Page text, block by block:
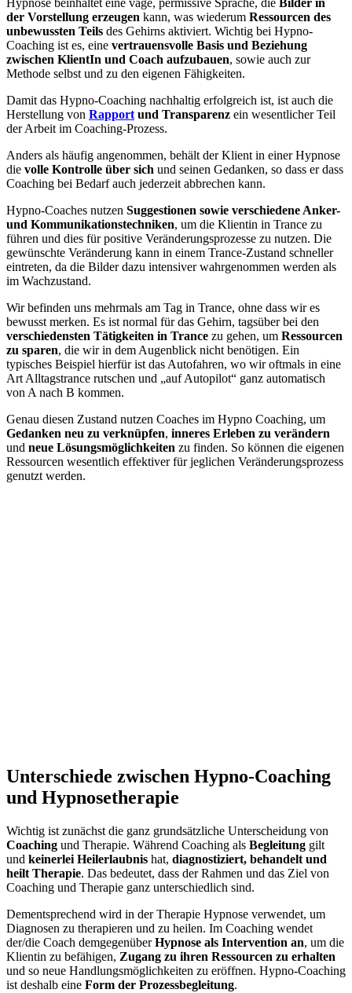
Hypnose beinhaltet eine vage, permissive Sprache, die Bilder in
der Vorstellung erzeugen kann, was wiederum Ressourcen des
unbewussten Teils des Gehirns aktiviert. Wichtig bei Hypno-
Coaching ist es, eine vertrauensvolle Basis und Beziehung
zwischen KlientIn und Coach aufzubauen, sowie auch zur
Methode selbst und zu den eigenen Fähigkeiten.
Damit das Hypno-Coaching nachhaltig erfolgreich ist, ist auch die
Herstellung von Rapport und Transparenz ein wesentlicher Teil
der Arbeit im Coaching-Prozess.
Anders als häufig angenommen, behält der Klient in einer Hypnose
die volle Kontrolle über sich und seinen Gedanken, so dass er dass
Coaching bei Bedarf auch jederzeit abbrechen kann.
Hypno-Coaches nutzen Suggestionen sowie verschiedene Anker-
und Kommunikationstechniken, um die Klientin in Trance zu
führen und dies für positive Veränderungsprozesse zu nutzen. Die
gewünschte Veränderung kann in einem Trance-Zustand schneller
eintreten, da die Bilder dazu intensiver wahrgenommen werden als
im Wachzustand.
Wir befinden uns mehrmals am Tag in Trance, ohne dass wir es
bewusst merken. Es ist normal für das Gehirn, tagsüber bei den
verschiedensten Tätigkeiten in Trance zu gehen, um Ressourcen
zu sparen, die wir in dem Augenblick nicht benötigen. Ein
typisches Beispiel hierfür ist das Autofahren, wo wir oftmals in eine
Art Alltagstrance rutschen und „auf Autopilot“ ganz automatisch
von A nach B kommen.
Genau diesen Zustand nutzen Coaches im Hypno Coaching, um
Gedanken neu zu verknüpfen, inneres Erleben zu verändern
und neue Lösungsmöglichkeiten zu finden. So können die eigenen
Ressourcen wesentlich effektiver für jeglichen Veränderungsprozess
genutzt werden.
Unterschiede zwischen Hypno-Coaching
und Hypnosetherapie
Wichtig ist zunächst die ganz grundsätzliche Unterscheidung von
Coaching und Therapie. Während Coaching als Begleitung gilt
und keinerlei Heilerlaubnis hat, diagnostiziert, behandelt und
heilt Therapie. Das bedeutet, dass der Rahmen und das Ziel von
Coaching und Therapie ganz unterschiedlich sind.
Dementsprechend wird in der Therapie Hypnose verwendet, um
Diagnosen zu therapieren und zu heilen. Im Coaching wendet
der/die Coach demgegenüberHypnose als Intervention an, um die
Klientin zu befähigen, Zugang zu ihren Ressourcen zu erhalten
und so neue Handlungsmöglichkeiten zu eröffnen. Hypno-Coaching
ist deshalb eine Form der Prozessbegleitung.